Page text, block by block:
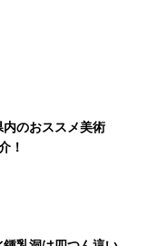
のおススメ美術
！